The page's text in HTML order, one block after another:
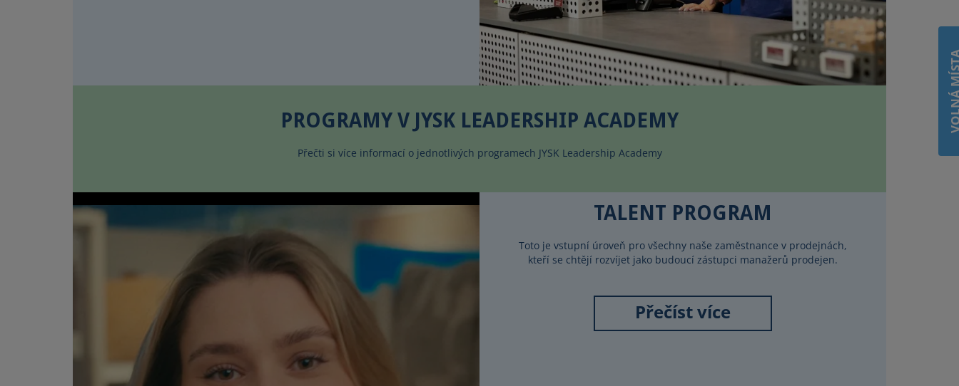
PROGRAMY V JYSK LEADERSHIP ACADEMY
Přečti si více informací o jednotlivých programech JYSK Leadership Academy
TALENT PROGRAM
Toto je vstupní úroveň pro všechny naše zaměstnance v prodejnách,
kteří se chtějí rozvíjet jako budoucí zástupci manažerů prodejen.
Přečíst více